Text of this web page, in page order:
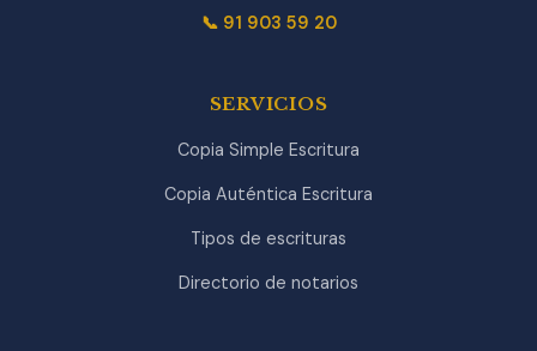
📞 91 903 59 20
SERVICIOS
Copia Simple Escritura
Copia Auténtica Escritura
Tipos de escrituras
Directorio de notarios